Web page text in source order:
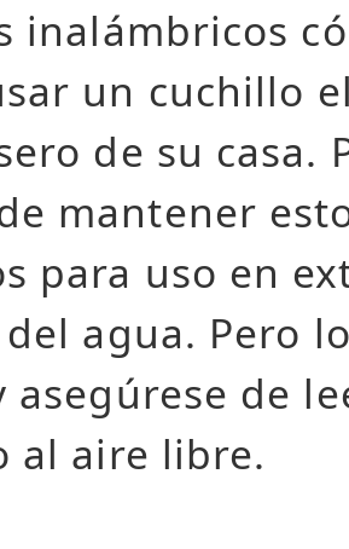
inalámbricos
un cuchillo
de su casa.
mantener
para uso en
agua. Pero
asegúrese de
al aire libre.